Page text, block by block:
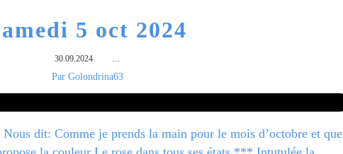
5 oct 2024
30.09.2024 …
Par Golondrina63
dit: Comme je prends la main pour le mois d’octobre et que